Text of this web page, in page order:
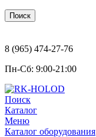
Поиск
8 (965) 474-27-76
Пн-Сб: 9:00-21:00
Поиск
Каталог
Меню
Каталог оборудования